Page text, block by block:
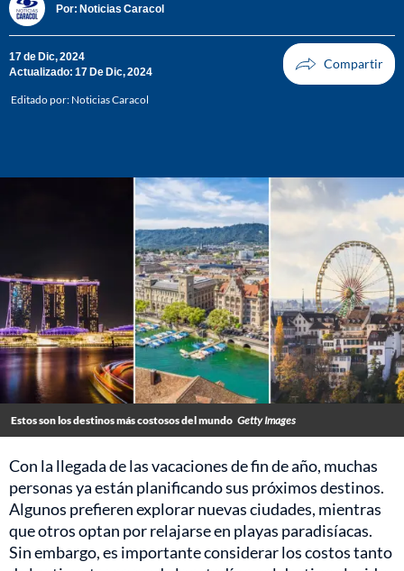
Por: Noticias Caracol
17 de Dic, 2024
Actualizado: 17 De Dic, 2024
Editado por: Noticias Caracol
Estos son los destinos más costosos del mundo Getty Images
Con la llegada de las vacaciones de fin de año, muchas
personas ya están planificando sus próximos destinos.
Algunos prefieren explorar nuevas ciudades, mientras
que otros optan por relajarse en playas paradisíacas.
Sin embargo, es importante considerar los costos tanto